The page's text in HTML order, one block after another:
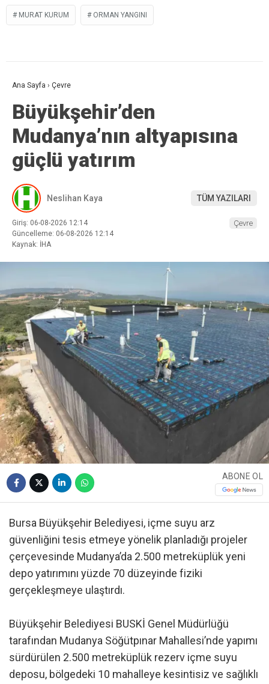
MURAT KURUM ORMAN YANGINI
Ana Sayfa › Çevre
Büyükşehir’den
Mudanya’nın altyapısına
güçlü yatırım
Neslihan Kaya TÜM YAZILARI
Giriş: 06-08-2026 12:14
Güncelleme: 06-08-2026 12:14
Kaynak: İHA
Çevre
ABONE OL
Bursa Büyükşehir Belediyesi, içme suyu arz
güvenliğini tesis etmeye yönelik planladığı projeler
çerçevesinde Mudanya’da 2.500 metreküplük yeni
depo yatırımını yüzde 70 düzeyinde fiziki
gerçekleşmeye ulaştırdı.
Büyükşehir Belediyesi BUSKİ Genel Müdürlüğü
tarafından Mudanya Söğütpınar Mahallesi’nde yapımı
sürdürülen 2.500 metreküplük rezerv içme suyu
deposu, bölgedeki 10 mahalleye kesintisiz ve sağlıklı